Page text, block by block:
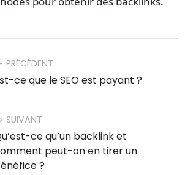
PRÉCÉDENT
ce que le SEO est payant ?
SUIVANT
ce qu’un backlink et
peut-on en tirer un
?